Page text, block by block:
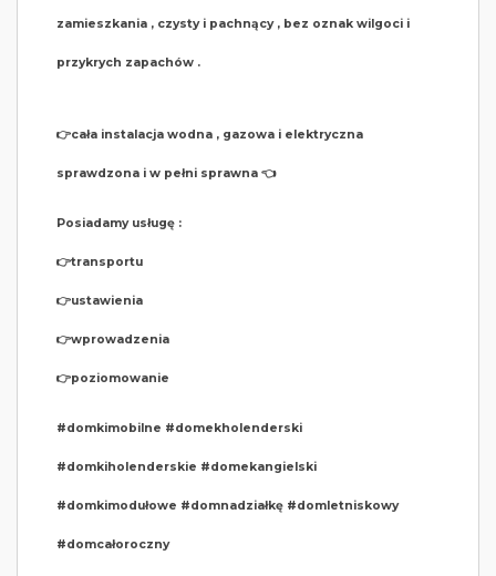
zamieszkania , czysty i pachnący , bez oznak wilgoci i
przykrych zapachów .
👉cała instalacja wodna , gazowa i elektryczna
sprawdzona i w pełni sprawna 👈
Posiadamy usługę :
👉transportu
👉ustawienia
👉wprowadzenia
👉poziomowanie
#domkimobilne #domekholenderski
#domkiholenderskie #domekangielski
#domkimodułowe #domnadziałkę #domletniskowy
#domcałoroczny